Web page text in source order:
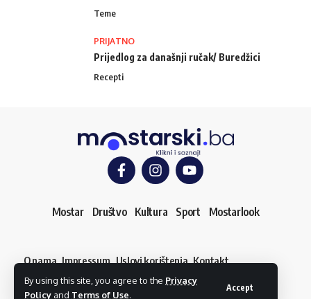
By using this site, you agree to the Privacy
Policy and Terms of Use.
Accept
Teme
PRIJATNO
Prijedlog za današnji ručak/ Buredžici
Recepti
Mostar Društvo Kultura Sport Mostarlook
O nama Impressum Uslovi korištenja Kontakt
Dojavi vijest
© mostarski.ba. Sva prava pridržana